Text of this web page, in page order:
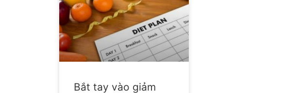
Bắt tay vào giảm